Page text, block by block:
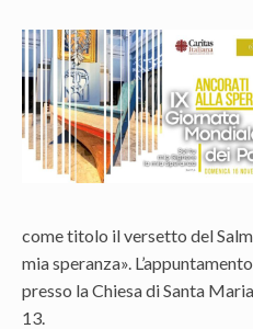
come titolo il versetto del
mia speranza».
presso la Chiesa di Santa
13.